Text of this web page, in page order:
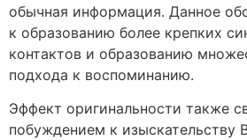
обычная информация. Данное
к образованию более крепких
контактов и образованию
подхода к воспоминанию.
Эффект оригинальности также
побуждением к изыскательству